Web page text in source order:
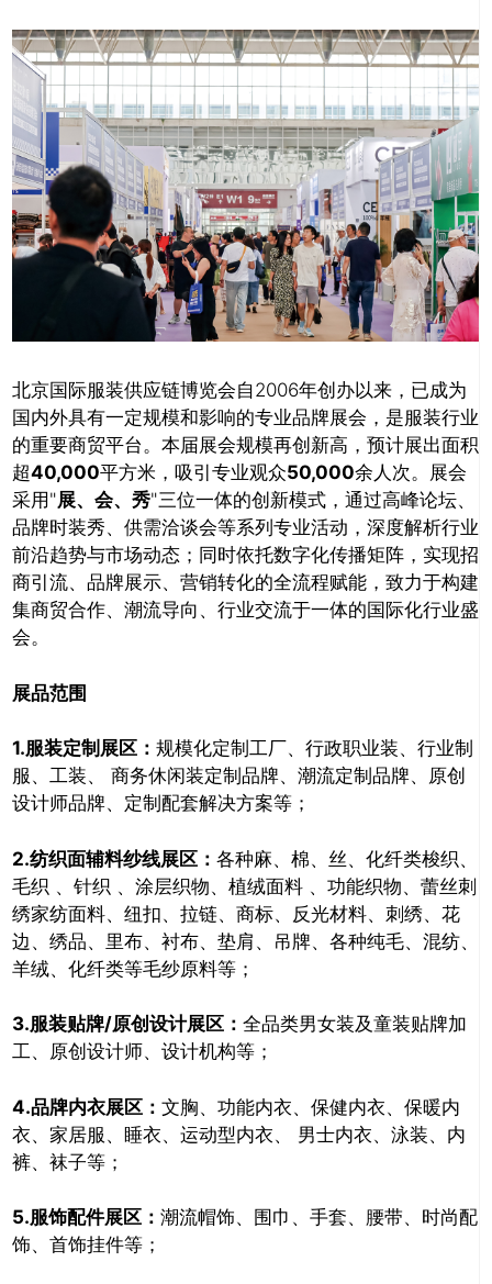
北京国际服装供应链博览会自2006年创办以来，已成为
国内外具有一定规模和影响的专业品牌展会，是服装行业
的重要商贸平台。本届展会规模再创新高，预计展出面积
超40,000平方米，吸引专业观众50,000余人次。展会
采用"展、会、秀"三位一体的创新模式，通过高峰论坛、
品牌时装秀、供需洽谈会等系列专业活动，深度解析行业
前沿趋势与市场动态；同时依托数字化传播矩阵，实现招
商引流、品牌展示、营销转化的全流程赋能，致力于构建
集商贸合作、潮流导向、行业交流于一体的国际化行业盛
会。
展品范围
1.服装定制展区： 规模化定制工厂、行政职业装、行业制
服、工装、 商务休闲装定制品牌、潮流定制品牌、原创
设计师品牌、定制配套解决方案等；
2.纺织面辅料纱线展区： 各种麻、棉、丝、化纤类梭织、
毛织 、针织 、涂层织物、植绒面料 、功能织物、蕾丝刺
绣家纺面料、纽扣、拉链、商标、反光材料、刺绣、花
边、绣品、里布、衬布、垫肩、吊牌、各种纯毛、混纺、
羊绒、化纤类等毛纱原料等；
3.服装贴牌/原创设计展区： 全品类男女装及童装贴牌加
工、原创设计师、设计机构等；
4.品牌内衣展区： 文胸、功能内衣、保健内衣、保暖内
衣、家居服、睡衣、运动型内衣、 男士内衣、泳装、内
裤、袜子等；
5.服饰配件展区： 潮流帽饰、围巾、手套、腰带、时尚配
饰、首饰挂件等；